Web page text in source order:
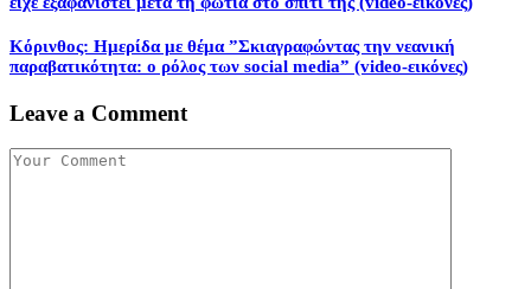
Κόρινθος: Ημερίδα με θέμα ”Σκιαγραφώντας την νεανική
παραβατικότητα: ο ρόλος των social media” (video-εικόνες)
Leave a Comment